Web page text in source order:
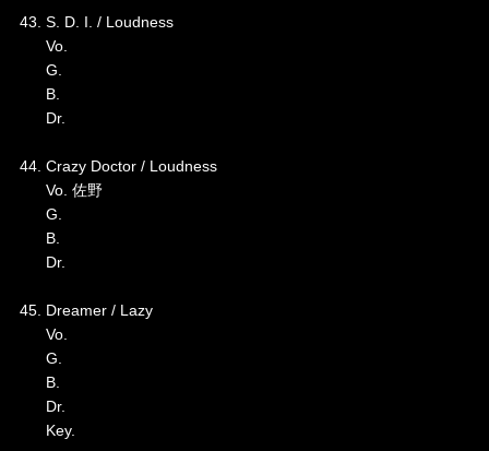
43. S. D. I. / Loudness
Vo.
G.
B.
Dr.
44. Crazy Doctor / Loudness
Vo. 佐野
G.
B.
Dr.
45. Dreamer / Lazy
Vo.
G.
B.
Dr.
Key.